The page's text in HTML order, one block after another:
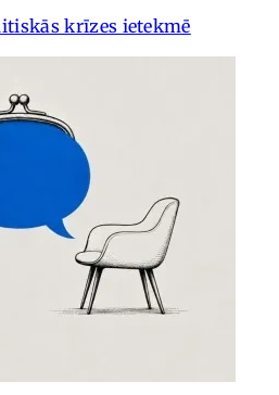
krīzes ietekmē